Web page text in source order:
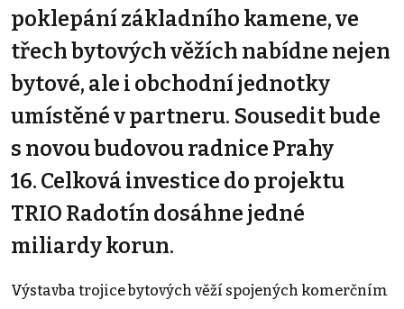
poklepání základního kamene, ve
třech bytových věžích nabídne nejen
bytové, ale i obchodní jednotky
umístěné v partneru. Sousedit bude
s novou budovou radnice Prahy
16. Celková investice do projektu
TRIO Radotín dosáhne jedné
miliardy korun.
Výstavba trojice bytových věží spojených komerčním